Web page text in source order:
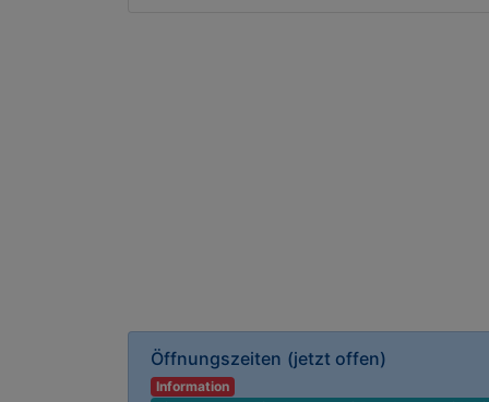
Öffnungszeiten (jetzt offen)
Information